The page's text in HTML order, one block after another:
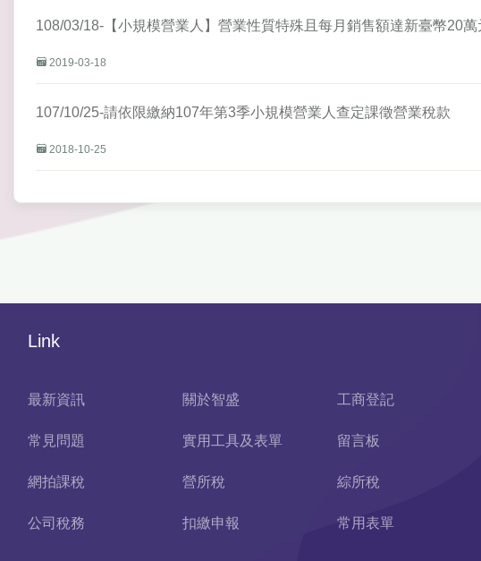
108/03/18-【小規模營業人】營業性質特殊且每月銷售額達新臺幣20
2019-03-18
107/10/25-請依限繳納107年第3季小規模營業人查定課徵營業稅款
2018-10-25
Link
最新資訊 關於智盛 工商登記
常見問題 實用工具及表單 留言板
網拍課稅 營所稅 綜所稅
公司稅務 扣繳申報 常用表單